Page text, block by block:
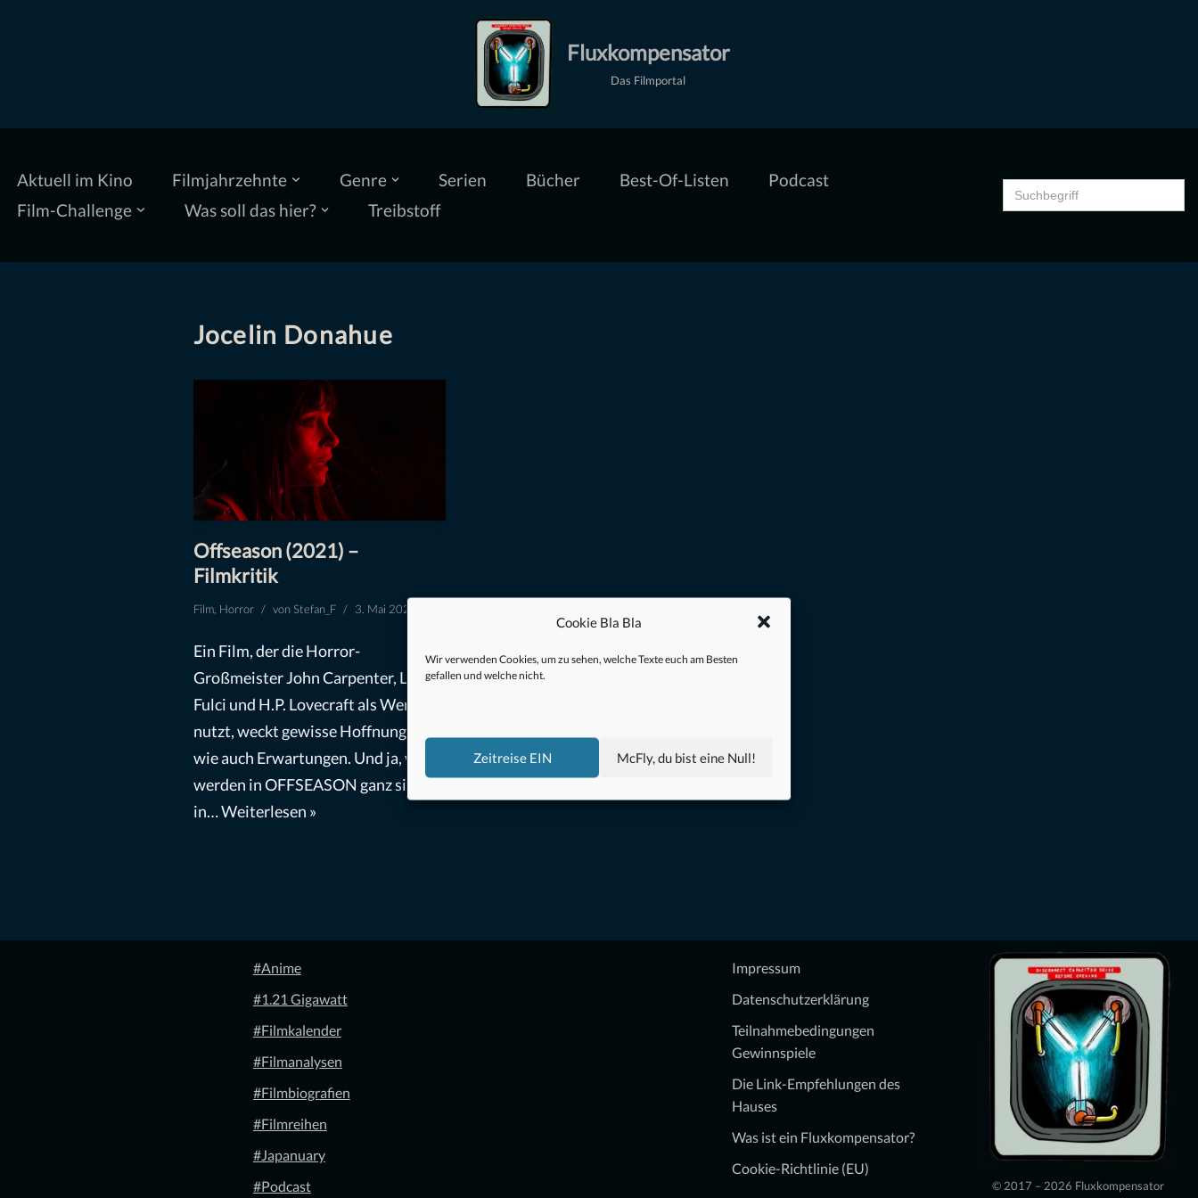
Cookie Bla Bla
Wir verwenden Cookies, um zu sehen, welche Texte euch am Besten
gefallen und welche nicht.
Zeitreise EIN McFly, du bist eine Null!
Fluxkompensator
Das Filmportal
Aktuell im Kino Filmjahrzehnte Genre Serien Bücher Best-Of-Listen
Podcast
Film-Challenge
Was soll das hier? Treibstoff
Search
for:
Jocelin Donahue
Offseason (2021) –
Filmkritik
Film, Horror vonStefan_F 3. Mai 2023
Ein Film, der die Horror-
Großmeister John Carpenter, Lucio
Fulci und H.P. Lovecraft als Werbung
nutzt, weckt gewisse Hoffnungen
wie auch Erwartungen. Und ja, wir
werden in OFFSEASON ganz sicher
in…Weiterlesen »
#Anime
#1.21 Gigawatt
#Filmkalender
#Filmanalysen
#Filmbiografien
#Filmreihen
#Japanuary
#Podcast
Impressum
Datenschutzerklärung
Teilnahmebedingungen
Gewinnspiele
Die Link-Empfehlungen des
Hauses
Was ist ein Fluxkompensator?
Cookie-Richtlinie (EU)
© 2017 – 2026 Fluxkompensator